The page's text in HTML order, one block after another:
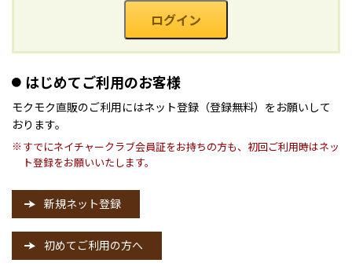
ログイン
はじめてご利用のお客様
モクモク直販のご利用にはネット登録（登録無料）をお願いして
おります。
※ すでにネイチャークラブ会員証をお持ちの方も、初回ご利用時はネッ
ト登録をお願いいたします。
新規ネット登録
初めてご利用の方へ